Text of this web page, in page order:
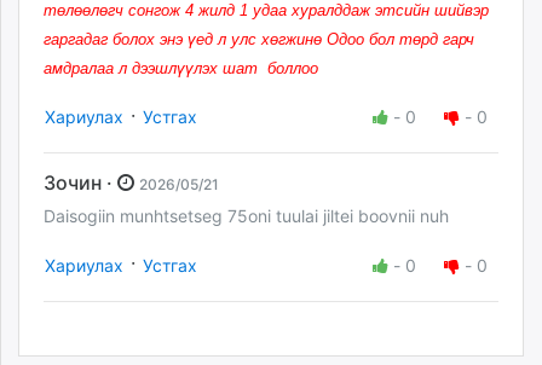
төлөөлөгч сонгож 4 жилд 1 удаа хуралддаж этсийн шийвэр
гаргадаг болох энэ үед л улс хөгжинө Одоо бол төрд гарч
амдралаа л дээшлүүлэх шат боллоо
Хариулах · Устгах - 0 - 0
Зочин · 2026/05/21
Daisogiin munhtsetseg 75oni tuulai jiltei boovnii nuh
Хариулах · Устгах - 0 - 0